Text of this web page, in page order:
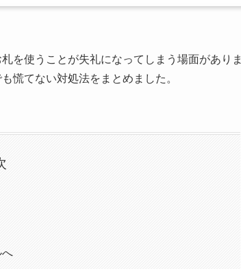
を使うことが失礼になってしまう場面がありま
慌てない対処法をまとめました。
へ